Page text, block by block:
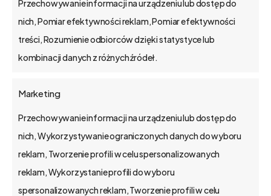
Przechowywanie informacji na urządzeniu lub dostęp do
nich, Pomiar efektywności reklam, Pomiar efektywności
treści, Rozumienie odbiorców dzięki statystyce lub
kombinacji danych z różnych źródeł.
Marketing
Przechowywanie informacji na urządzeniu lub dostęp do
nich, Wykorzystywanie ograniczonych danych do wyboru
reklam, Tworzenie profili w celu spersonalizowanych
reklam, Wykorzystanie profili do wyboru
spersonalizowanych reklam, Tworzenie profili w celu
bs4businesssolutions
sp.zo.o.